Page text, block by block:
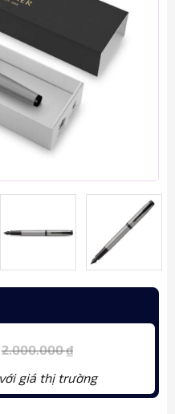
2.000.000₫
giá thị trường